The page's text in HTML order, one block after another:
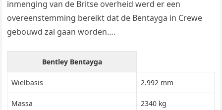
inmenging van de Britse overheid werd er een
overeenstemming bereikt dat de Bentayga in Crewe
gebouwd zal gaan worden….
Bentley Bentayga
Wielbasis 2.992 mm
Massa 2340 kg